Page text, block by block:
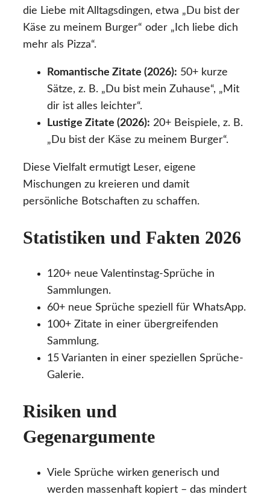
die Liebe mit Alltagsdingen, etwa „Du bist der
Käse zu meinem Burger“ oder „Ich liebe dich
mehr als Pizza“.
Romantische Zitate (2026): 50+ kurze
Sätze, z. B. „Du bist mein Zuhause“, „Mit
dir ist alles leichter“.
Lustige Zitate (2026): 20+ Beispiele, z. B.
„Du bist der Käse zu meinem Burger“.
Diese Vielfalt ermutigt Leser, eigene
Mischungen zu kreieren und damit
persönliche Botschaften zu schaffen.
Statistiken und Fakten 2026
120+ neue Valentinstag-Sprüche in
Sammlungen.
60+ neue Sprüche speziell für WhatsApp.
100+ Zitate in einer übergreifenden
Sammlung.
15 Varianten in einer speziellen Sprüche-
Galerie.
Risiken und
Gegenargumente
Viele Sprüche wirken generisch und
werden massenhaft kopiert – das mindert